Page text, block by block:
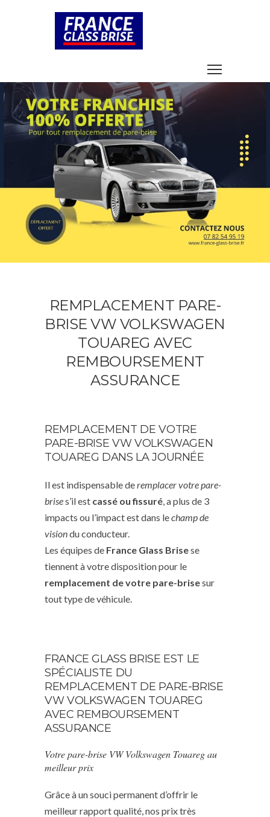
REMPLACEMENT PARE-
BRISE VW VOLKSWAGEN
TOUAREG AVEC
REMBOURSEMENT
ASSURANCE
REMPLACEMENT DE VOTRE
PARE-BRISE VW VOLKSWAGEN
TOUAREG DANS LA JOURNÉE
Il est indispensable deremplacer votre pare-
brises’il est cassé ou fissuré , a plus de 3
impacts ou l’impact est dans lechamp de
visiondu conducteur.
Les équipes de France Glass Brisese
tiennent à votre disposition pour le
remplacement de votre pare-brisesur
tout type de véhicule.
FRANCE GLASS BRISE EST LE
SPÉCIALISTE DU
REMPLACEMENT DE PARE-BRISE
VW VOLKSWAGEN TOUAREG
AVEC REMBOURSEMENT
ASSURANCE
Votre pare-brise VW Volkswagen Touareg au
meilleur prix
Grâce à un souci permanent d’offrir le
meilleur rapport qualité, nos prix très